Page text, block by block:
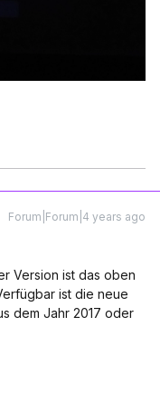
Forum|Forum|4 years ago
Version ist das oben
ist die neue
dem Jahr 2017 oder